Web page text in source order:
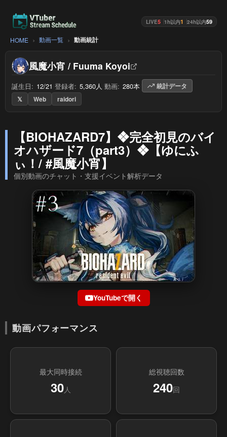
LIVE5 1h以内1 24h以内59
HOME 動画一覧 動画統計
風魔小宵 / Fuuma Koyoi
誕生日: 12/21 登録者: 5,360人 動画: 280本
統計データ
𝕏
Web raidori
【BIOHAZARD7】❖完全初見のバイ
オハザード7（part3）❖【ゆにふ
ぃ！/ #風魔小宵】
個別動画のチャット・支援イベント解析データ
YouTubeで開く
動画パフォーマンス
最大同時接続
30人
総視聴回数
240回